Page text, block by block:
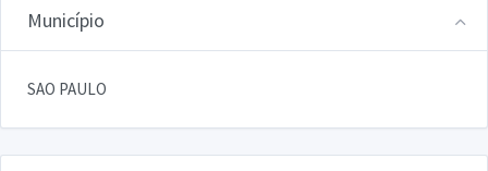
Município
SAO PAULO